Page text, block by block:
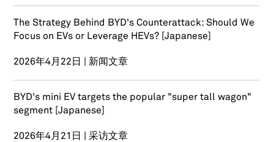
The Strategy Behind BYD's Counterattack: Should We
Focus on EVs or Leverage HEVs? [Japanese]
2026年4月22日 | 新闻文章
BYD's mini EV targets the popular "super tall wagon"
segment [Japanese]
2026年4月21日 | 采访文章